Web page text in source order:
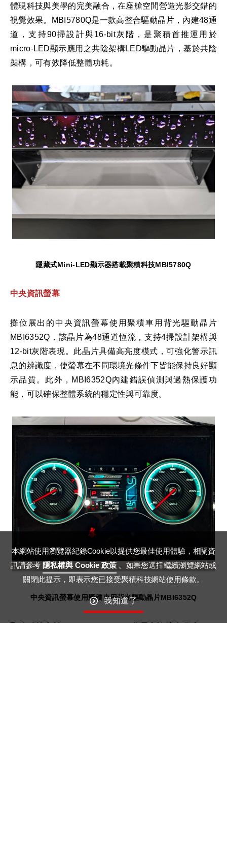
體現科技與美學的完美融合，在座艙空間營造光影交錯的
視覺效果。MBI5780Q是一款高整合驅動晶片，內建48通
道，支持90掃設計與16-bit灰階，是聚積首推運用於
micro-LED顯示應用之共陰架構LED驅動晶片，基於共陰
架構，可有效降低整體功耗。
隱藏式Mini-LED顯示器搭載聚積科技MBI5780Q
中央資訊螢幕
攤位展出的中央資訊螢幕使用聚積車用背光驅動晶片
MBI6352Q，該晶片為48通道恆流，支持4掃設計架構與
12-bit灰階表現。此晶片具備高亮度模式，可強化警示訊
息的辨識度，使螢幕在不同環境光條件下皆能保持良好顯
示品質。此外，MBI6352Q內建錯誤偵測與過熱保護功
能，可以確保整體系統的穩定性與可靠度。
中央資訊螢幕使用聚積車用背光驅動晶片MBI6352Q
本網站使用瀏覽器紀錄Cookie以提供您最佳使用體驗，相關資
訊請參考 隱私權與 Cookie 政策 。如果您選擇繼續瀏覽網站或
關閉此提示，即表示您已接受聚積科技網站使用條款。
我知道了